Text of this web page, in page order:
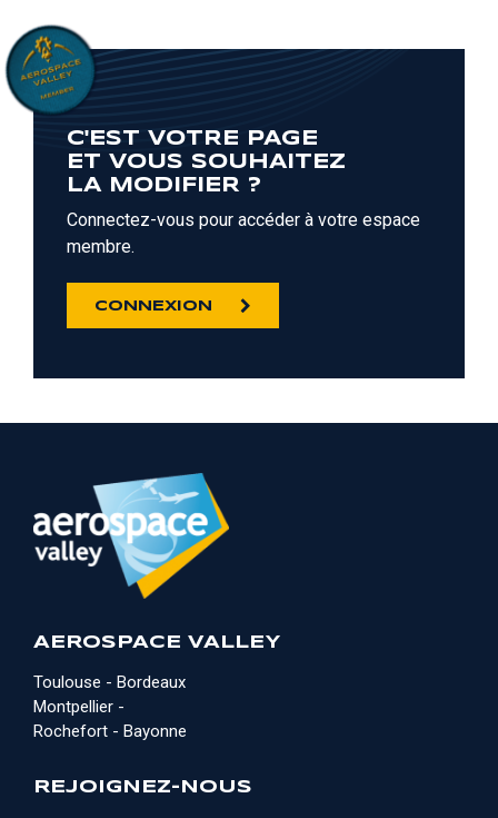
C'EST VOTRE PAGE
ET VOUS SOUHAITEZ
LA MODIFIER ?
Connectez-vous pour accéder à votre espace
membre.
CONNEXION
AEROSPACE VALLEY
Toulouse - Bordeaux
Montpellier -
Rochefort - Bayonne
REJOIGNEZ-NOUS